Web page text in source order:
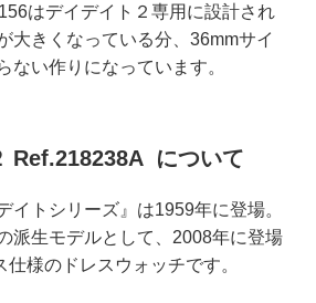
はデイデイト２専用に設計され
大きくなっている分、36mmサイ
ない作りになっています。
Ref.218238A について
イトシリーズ』は1959年に登場。
派生モデルとして、2008年に登場
仕様のドレスウォッチです。